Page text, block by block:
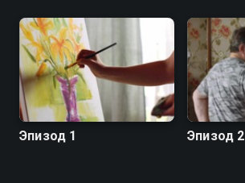
Эпизод 1 Эпизод 2